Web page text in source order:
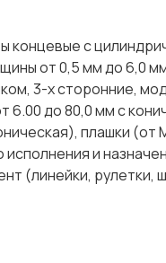
концевые с
от 0,5 мм до 6,0
3-х сторонние,
6.00 до 80,0 мм с
плашки
и
(линейки, рулетки,